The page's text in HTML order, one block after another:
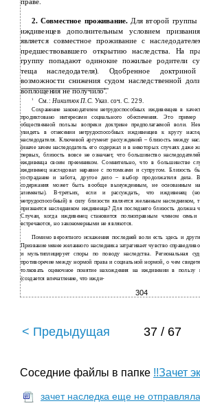
праве.
2. Совместное проживание.Для второй группы
иждивенцев дополнительным условием
является совместное проживание с
предшествовавшего открытию наследства. На
группу попадают одинокие пожилые родители
теща наследодателя). Одобренное
возможности снижения судом наследственной доли
воплощения не получило1.
1 См.: Никитюк П.С. Указ. соч. С. 229.
Сохранение законодателем нетрудоспособных иждивенцев в
продиктовано интересами социального обеспечения. Это пример
общественной пользы вопреки доктрине предполагаемой воли.
увидеть в отнесении нетрудоспособных иждивенцев к кругу
наследодателя. Ключевой аргумент рассуждений – близость между
(иначе зачем наследодатель его содержал и в некоторых случаях
первых, близость вовсе не означает, что большинство
иждивенца своим преемником. Сомнительно, что в большинстве
иждивенец наследовал наравне с потомками и супругом. Близость
сострадание и забота, другое дело – выбор продолжателя дела.
содержания может быть вообще вынужденным, не основанным на
алименты). В-третьих, если и рассуждать, что иждивенец (но
нетрудоспособный) в силу близости является желанным наследником,
признается наследником иждивенца? Для последнего близость должна
Случаи, когда иждивенец становится полноправным членом
встречаются, но закономерными не являются.
Помимо вероятного искажения последней воли есть здесь и
Призвание менее желанного наследника затрагивает чувство
и мультиплицирует споры по поводу наследства. Региональная
противоречие между нормой права и социальной нормой, о чем
толковать оценочное понятие нахождения на иждивении в пользу
(создается впечатление, что ижди-
304
< Предыдущая 37 / 67
Соседние файлы в папке !!Зачет
зачет наследка еще не